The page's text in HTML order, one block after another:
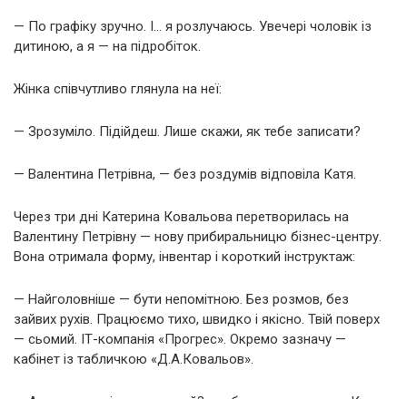
— По графіку зручно. І… я розлучаюсь. Увечері чоловік із
дитиною, а я — на підробіток.
Жінка співчутливо глянула на неї:
— Зрозуміло. Підійдеш. Лише скажи, як тебе записати?
— Валентина Петрівна, — без роздумів відповіла Катя.
Через три дні Катерина Ковальова перетворилась на
Валентину Петрівну — нову прибиральницю бізнес-центру.
Вона отримала форму, інвентар і короткий інструктаж:
— Найголовніше — бути непомітною. Без розмов, без
зайвих рухів. Працюємо тихо, швидко і якісно. Твій поверх
— сьомий. ІТ-компанія «Прогрес». Окремо зазначу —
кабінет із табличкою «Д.А.Ковальов».